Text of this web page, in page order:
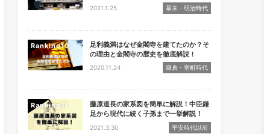
2021.1.25 幕末・明治時代
Ranking
足利義満はなぜ金閣寺を建てたのか？そ
の理由と金閣寺の歴史を徹底解説！
2020.11.24 鎌倉・室町時代
Ranking
藤原道長の家系図を簡単に解説！中臣鎌
足から現代に続く子孫まで一挙解説！
2021.3.30 平安時代以前